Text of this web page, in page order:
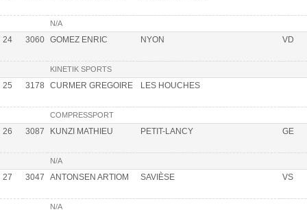
N/A
24 3060 GOMEZ ENRIC NYON VD
KINETIK SPORTS
25 3178 CURMER GREGOIRE LES HOUCHES
COMPRESSPORT
26 3087 KUNZI MATHIEU PETIT-LANCY GE
N/A
27 3047 ANTONSEN ARTIOM SAVIÈSE VS
N/A